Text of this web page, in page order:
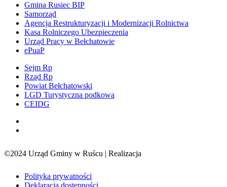
Gmina Rusiec BIP
Samorząd
Agencja Restrukturyzacji i Modernizacji Rolnictwa
Kasa Rolniczego Ubezpieczenia
Urząd Pracy w Bełchatowie
ePuaP
Sejm Rp
Rząd Rp
Powiat Bełchatowski
LGD Turystyczna podkowa
CEIDG
©2024 Urząd Gminy w Ruścu | Realizacja
Polityka prywatności